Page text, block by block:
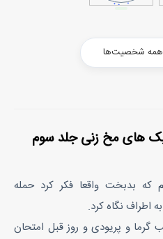
همه شخصیت‌ها
های مخ زنی جلد سوم
که بدبخت واقعا فکر کرد حمله
اطراف نگاه کرد.
گرما و پریودی و روز قبل امتحان